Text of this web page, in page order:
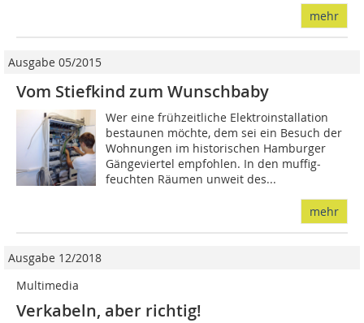
mehr
Ausgabe 05/2015
Vom Stiefkind zum Wunschbaby
Wer eine frühzeitliche Elektroinstallation
bestaunen möchte, dem sei ein Besuch der
Wohnungen im historischen Hamburger
Gängeviertel empfohlen. In den muffig-
feuchten Räumen unweit des...
mehr
Ausgabe 12/2018
Multimedia
Verkabeln, aber richtig!